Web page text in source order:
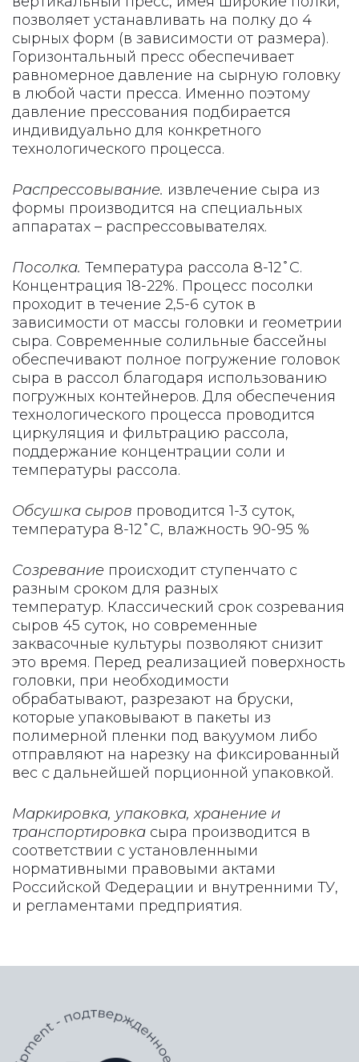
позволяет устанавливать на полку до 4
сырных форм (в зависимости от размера).
Горизонтальный пресс обеспечивает
равномерное давление на сырную головку
в любой части пресса. Именно поэтому
давление прессования подбирается
индивидуально для конкретного
технологического процесса.
Распрессовывание. извлечение сыра из
формы производится на специальных
аппаратах – распрессовывателях.
Посолка. Температура рассола 8-12 ̊ С.
Концентрация 18-22%. Процесс посолки
проходит в течение 2,5-6 суток в
зависимости от массы головки и геометрии
сыра. Современные солильные бассейны
обеспечивают полное погружение головок
сыра в рассол благодаря использованию
погружных контейнеров. Для обеспечения
технологического процесса проводится
циркуляция и фильтрацию рассола,
поддержание концентрации соли и
температуры рассола.
Обсушка сыров проводится 1-3 суток,
температура 8-12 ̊ С, влажность 90-95 %
Созревание происходит ступенчато с
разным сроком для разных
температур. Классический срок созревания
сыров 45 суток, но современные
заквасочные культуры позволяют снизит
это время. Перед реализацией поверхность
головки, при необходимости
обрабатывают, разрезают на бруски,
которые упаковывают в пакеты из
полимерной пленки под вакуумом либо
отправляют на нарезку на фиксированный
вес с дальнейшей порционной упаковкой.
Маркировка, упаковка, хранение и
транспортировка сыра производится в
соответствии с установленными
нормативными правовыми актами
Российской Федерации и внутренними ТУ,
и регламентами предприятия.